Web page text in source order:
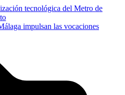
tecnológica del Metro de
impulsan las vocaciones